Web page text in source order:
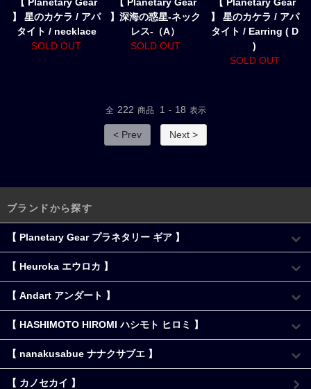
】 星のカケラ / アパ
タイト / necklace
SOLD OUT
】深海の惑星-ネック
レス-（A）
SOLD OUT
】 星のカケラ / アパ
タイト / Earring ( D
)
SOLD OUT
全 222 商品 1 - 18 表示
< Prev Next >
ブランドから探す
【 Planetary Gear プラネタリー ギア 】
【 Heuroka エウロカ 】
【 Andart アンダート 】
【 HASHIMOTO HIROMI ハシモト ヒロミ 】
【 nanakusabue ナナクサブエ 】
【 カノセカイ 】